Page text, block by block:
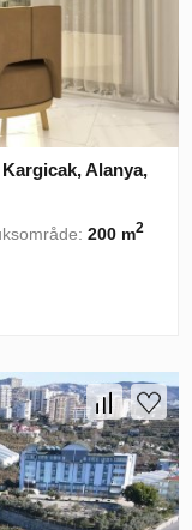
Alanya,
200 m2